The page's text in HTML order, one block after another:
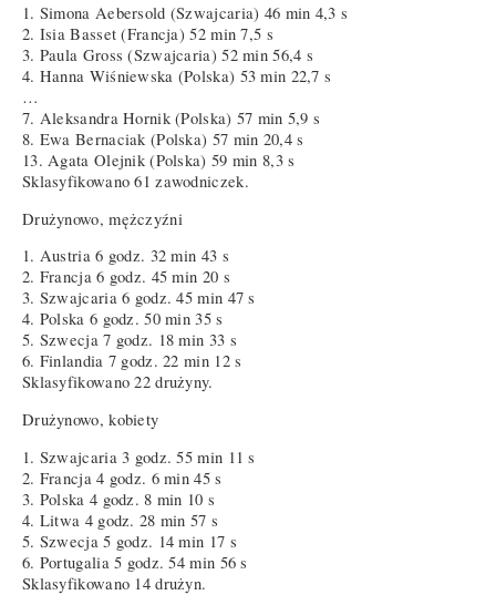
1. Simona Aebersold (Szwajcaria) 46 min 4,3 s
2. Isia Basset (Francja) 52 min 7,5 s
3. Paula Gross (Szwajcaria) 52 min 56,4 s
4. Hanna Wiśniewska (Polska) 53 min 22,7 s
…
7. Aleksandra Hornik (Polska) 57 min 5,9 s
8. Ewa Bernaciak (Polska) 57 min 20,4 s
13. Agata Olejnik (Polska) 59 min 8,3 s
Sklasyfikowano 61 zawodniczek.
Drużynowo, mężczyźni
1. Austria 6 godz. 32 min 43 s
2. Francja 6 godz. 45 min 20 s
3. Szwajcaria 6 godz. 45 min 47 s
4. Polska 6 godz. 50 min 35 s
5. Szwecja 7 godz. 18 min 33 s
6. Finlandia 7 godz. 22 min 12 s
Sklasyfikowano 22 drużyny.
Drużynowo, kobiety
1. Szwajcaria 3 godz. 55 min 11 s
2. Francja 4 godz. 6 min 45 s
3. Polska 4 godz. 8 min 10 s
4. Litwa 4 godz. 28 min 57 s
5. Szwecja 5 godz. 14 min 17 s
6. Portugalia 5 godz. 54 min 56 s
Sklasyfikowano 14 drużyn.